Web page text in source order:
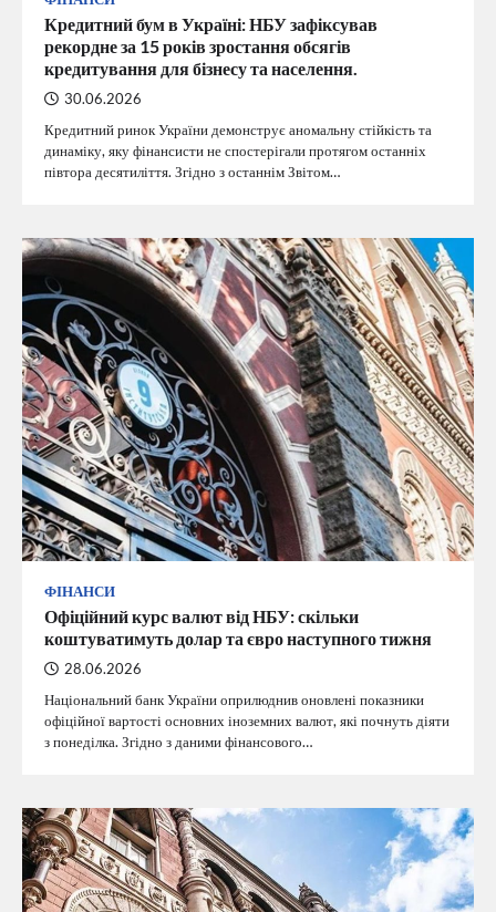
Кредитний бум в Україні: НБУ зафіксував
рекордне за 15 років зростання обсягів
кредитування для бізнесу та населення.
30.06.2026
Кредитний ринок України демонструє аномальну стійкість та
динаміку, яку фінансисти не спостерігали протягом останніх
півтора десятиліття. Згідно з останнім Звітом…
ФІНАНСИ
Офіційний курс валют від НБУ: скільки
коштуватимуть долар та євро наступного тижня
28.06.2026
Національний банк України оприлюднив оновлені показники
офіційної вартості основних іноземних валют, які почнуть діяти
з понеділка. Згідно з даними фінансового…